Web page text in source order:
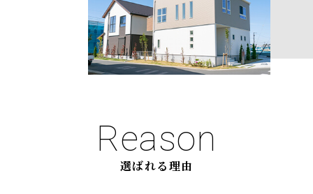
Reason
選ばれる理由